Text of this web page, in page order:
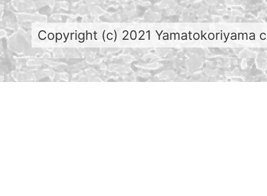
Copyright (c) 2021 Yamatokoriyama